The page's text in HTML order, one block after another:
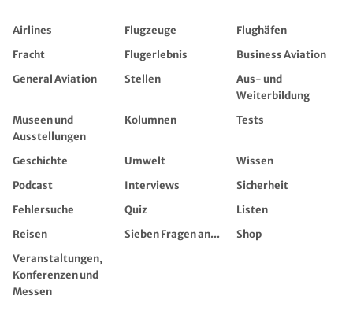
Airlines Flugzeuge
Flughäfen
Fracht
Flugerlebnis
Business Aviation
General Aviation
Stellen
Aus- und
Weiterbildung
Museen und
Ausstellungen
Kolumnen Tests
Geschichte Umwelt
Wissen
Podcast
Interviews
Sicherheit
Fehlersuche
Quiz
Listen
Reisen
Sieben Fragen an...
Shop
Veranstaltungen,
Konferenzen und
Messen